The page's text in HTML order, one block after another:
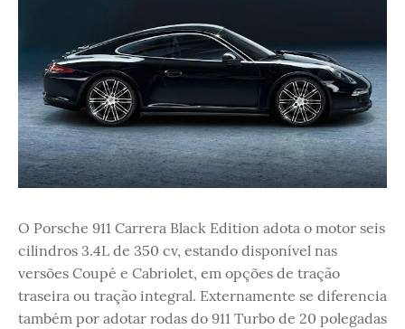
O Porsche 911 Carrera Black Edition adota o motor seis
cilindros 3.4L de 350 cv, estando disponível nas
versões Coupé e Cabriolet, em opções de tração
traseira ou tração integral. Externamente se diferencia
também por adotar rodas do 911 Turbo de 20 polegadas